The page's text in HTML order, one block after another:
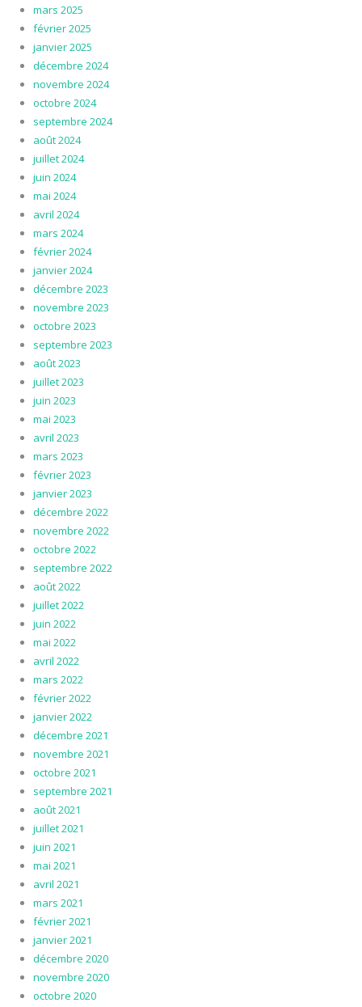
mars 2025
février 2025
janvier 2025
décembre 2024
novembre 2024
octobre 2024
septembre 2024
août 2024
juillet 2024
juin 2024
mai 2024
avril 2024
mars 2024
février 2024
janvier 2024
décembre 2023
novembre 2023
octobre 2023
septembre 2023
août 2023
juillet 2023
juin 2023
mai 2023
avril 2023
mars 2023
février 2023
janvier 2023
décembre 2022
novembre 2022
octobre 2022
septembre 2022
août 2022
juillet 2022
juin 2022
mai 2022
avril 2022
mars 2022
février 2022
janvier 2022
décembre 2021
novembre 2021
octobre 2021
septembre 2021
août 2021
juillet 2021
juin 2021
mai 2021
avril 2021
mars 2021
février 2021
janvier 2021
décembre 2020
novembre 2020
octobre 2020